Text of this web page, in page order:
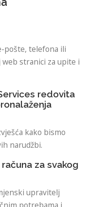
pošte, telefona ili
stranici za upite i
redovita
kako bismo
narudžbi.
za svakog
upravitelj